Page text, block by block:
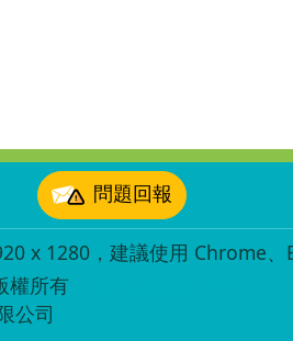
問題回報
x 1280，建議使用 Chrome
權所有
公司